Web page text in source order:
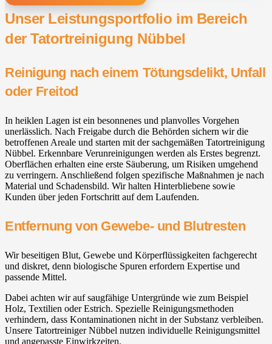
Unser Leistungsportfolio im Bereich
der Tatortreinigung Nübbel
Reinigung nach einem Tötungsdelikt, Unfall
oder Freitod
In heiklen Lagen ist ein besonnenes und planvolles Vorgehen
unerlässlich. Nach Freigabe durch die Behörden sichern wir die
betroffenen Areale und starten mit der sachgemäßen Tatortreinigung
Nübbel. Erkennbare Verunreinigungen werden als Erstes begrenzt.
Oberflächen erhalten eine erste Säuberung, um Risiken umgehend
zu verringern. Anschließend folgen spezifische Maßnahmen je nach
Material und Schadensbild. Wir halten Hinterbliebene sowie
Kunden über jeden Fortschritt auf dem Laufenden.
Entfernung von Gewebe- und Blutresten
Wir beseitigen Blut, Gewebe und Körperflüssigkeiten fachgerecht
und diskret, denn biologische Spuren erfordern Expertise und
passende Mittel.
Dabei achten wir auf saugfähige Untergründe wie zum Beispiel
Holz, Textilien oder Estrich. Spezielle Reinigungsmethoden
verhindern, dass Kontaminationen nicht in der Substanz verbleiben.
Unsere Tatortreiniger Nübbel nutzen individuelle Reinigungsmittel
und angepasste Einwirkzeiten.